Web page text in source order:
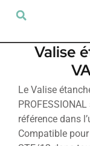
Valise
Le Valise
référence dans
Compatible